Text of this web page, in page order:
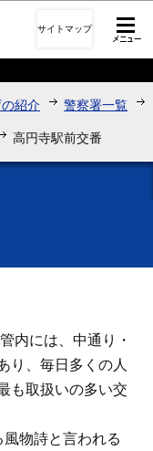
動
サイトマップ
紹介 警察署一覧
高円寺駅前交番
内には、中通り・
り、毎日多くの人
も取扱いの多い交
物詩と言われる